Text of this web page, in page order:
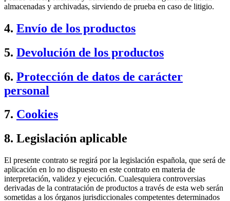
almacenadas y archivadas, sirviendo de prueba en caso de litigio.
4. Envío de los productos
5. Devolución de los productos
6. Protección de datos de carácter
personal
7. Cookies
8. Legislación aplicable
El presente contrato se regirá por la legislación española, que será de
aplicación en lo no dispuesto en este contrato en materia de
interpretación, validez y ejecución. Cualesquiera controversias
derivadas de la contratación de productos a través de esta web serán
sometidas a los órganos jurisdiccionales competentes determinados